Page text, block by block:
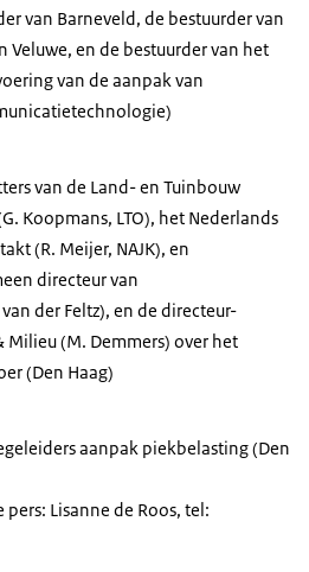
van Barneveld, de bestuurder van
Veluwe, en de bestuurder van het
van de aanpak van
van de Land- en Tuinbouw
Koopmans, LTO), het Nederlands
(R. Meijer, NAJK), en
directeur van
der Feltz), en de directeur-
Milieu (M. Demmers) over het
(Den Haag)
aanpak piekbelasting (Den
Lisanne de Roos, tel: